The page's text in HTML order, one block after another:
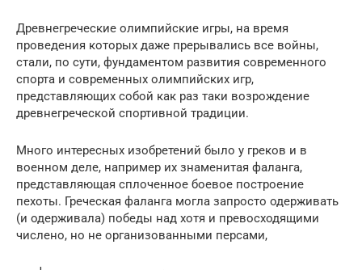
Древнегреческие олимпийские игры, на время
проведения которых даже прерывались все войны,
стали, по сути, фундаментом развития современного
спорта и современных олимпийских игр,
представляющих собой как раз таки возрождение
древнегреческой спортивной традиции.
Много интересных изобретений было у греков и в
военном деле, например их знаменитая фаланга,
представляющая сплоченное боевое построение
пехоты. Греческая фаланга могла запросто одерживать
(и одерживала) победы над хотя и превосходящими
числено, но не организованными персами,